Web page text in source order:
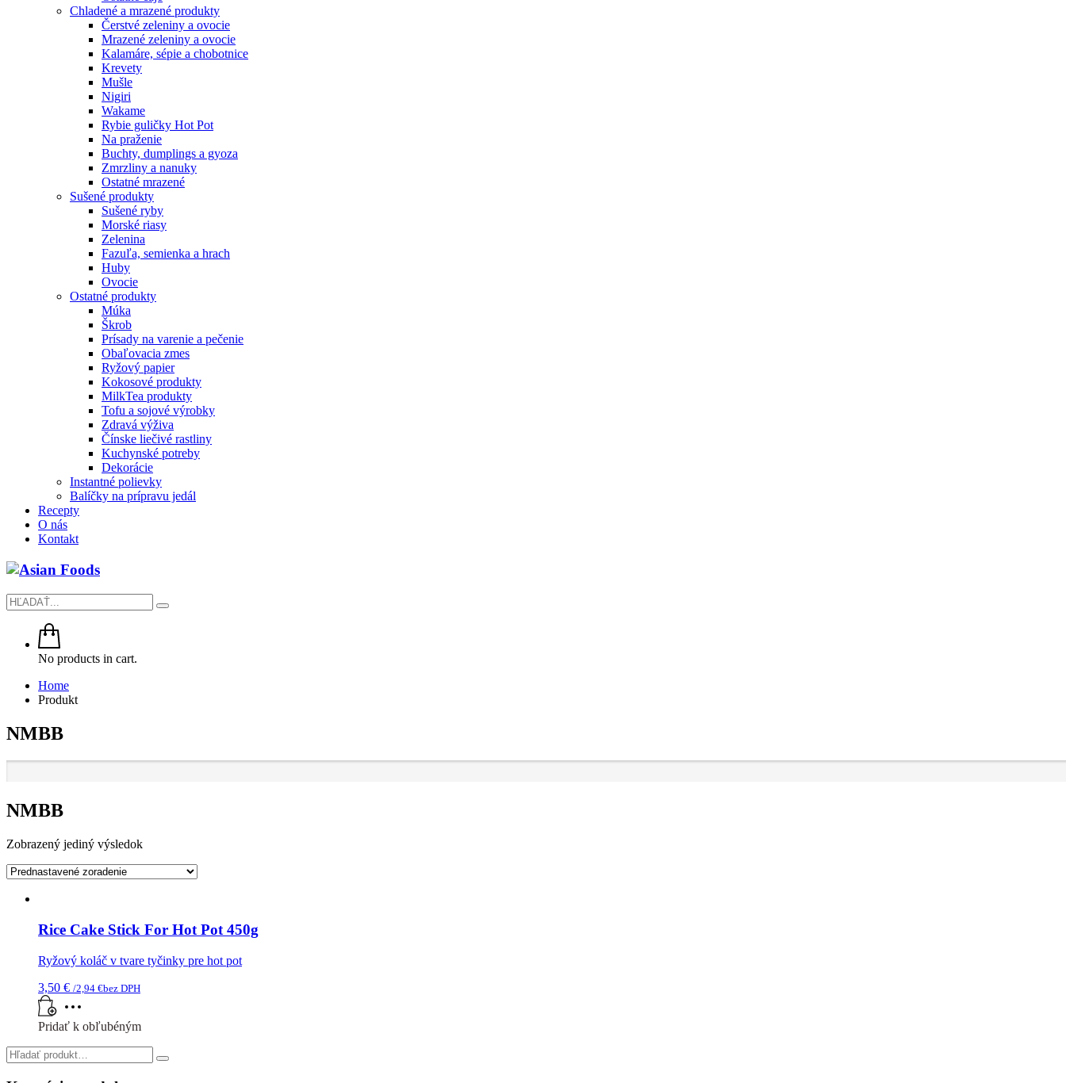
Chladené a mrazené produkty
Čerstvé zeleniny a ovocie
Mrazené zeleniny a ovocie
Kalamáre, sépie a chobotnice
Krevety
Mušle
Nigiri
Wakame
Rybie guličky Hot Pot
Na praženie
Buchty, dumplings a gyoza
Zmrzliny a nanuky
Ostatné mrazené
Sušené produkty
Sušené ryby
Morské riasy
Zelenina
Fazuľa, semienka a hrach
Huby
Ovocie
Ostatné produkty
Múka
Škrob
Prísady na varenie a pečenie
Obaľovacia zmes
Ryžový papier
Kokosové produkty
MilkTea produkty
Tofu a sojové výrobky
Zdravá výživa
Čínske liečivé rastliny
Kuchynské potreby
Dekorácie
Instantné polievky
Balíčky na prípravu jedál
Recepty
O nás
Kontakt
No products in cart.
Home
Produkt
NMBB
NMBB
Zobrazený jediný výsledok
Rice Cake Stick For Hot Pot 450g
Ryžový koláč v tvare tyčinky pre hot pot
3,50 € /2,94 €bez DPH
Pridať k obľubéným
Search
for: